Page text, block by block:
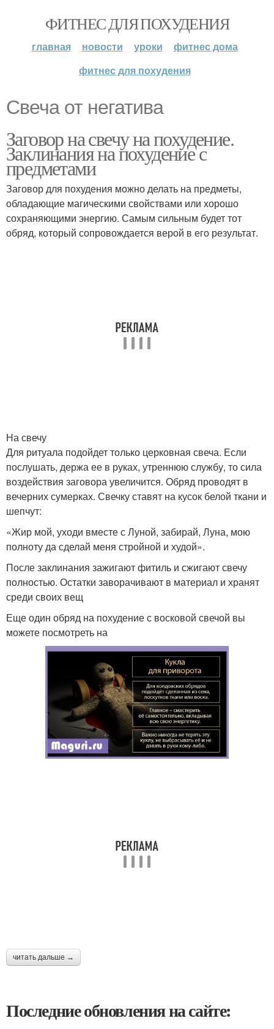
ФИТНЕС ДЛЯ ПОХУДЕНИЯ
главная новости уроки
фитнес дома
фитнес для похудения
Свеча от негатива
Заговор на свечу на похудение.
Заклинания на похудение с
предметами
Заговор для похудения можно делать на предметы,
обладающие магическими свойствами или хорошо
сохраняющими энергию. Самым сильным будет тот
обряд, который сопровождается верой в его результат.
На свечу
Для ритуала подойдет только церковная свеча. Если
послушать, держа ее в руках, утреннюю службу, то сила
воздействия заговора увеличится. Обряд проводят в
вечерних сумерках. Свечку ставят на кусок белой ткани и
шепчут:
«Жир мой, уходи вместе с Луной, забирай, Луна, мою
полноту да сделай меня стройной и худой».
После заклинания зажигают фитиль и сжигают свечу
полностью. Остатки заворачивают в материал и хранят
среди своих вещ
Еще один обряд на похудение с восковой свечой вы
можете посмотреть на
читать дальше →
Последние обновления на сайте: